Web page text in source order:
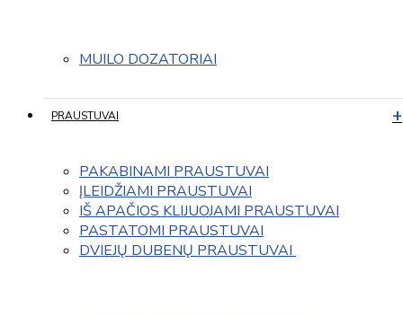
MUILO DOZATORIAI
PRAUSTUVAI
PAKABINAMI PRAUSTUVAI
ĮLEIDŽIAMI PRAUSTUVAI
IŠ APAČIOS KLIJUOJAMI PRAUSTUVAI
PASTATOMI PRAUSTUVAI
DVIEJŲ DUBENŲ PRAUSTUVAI